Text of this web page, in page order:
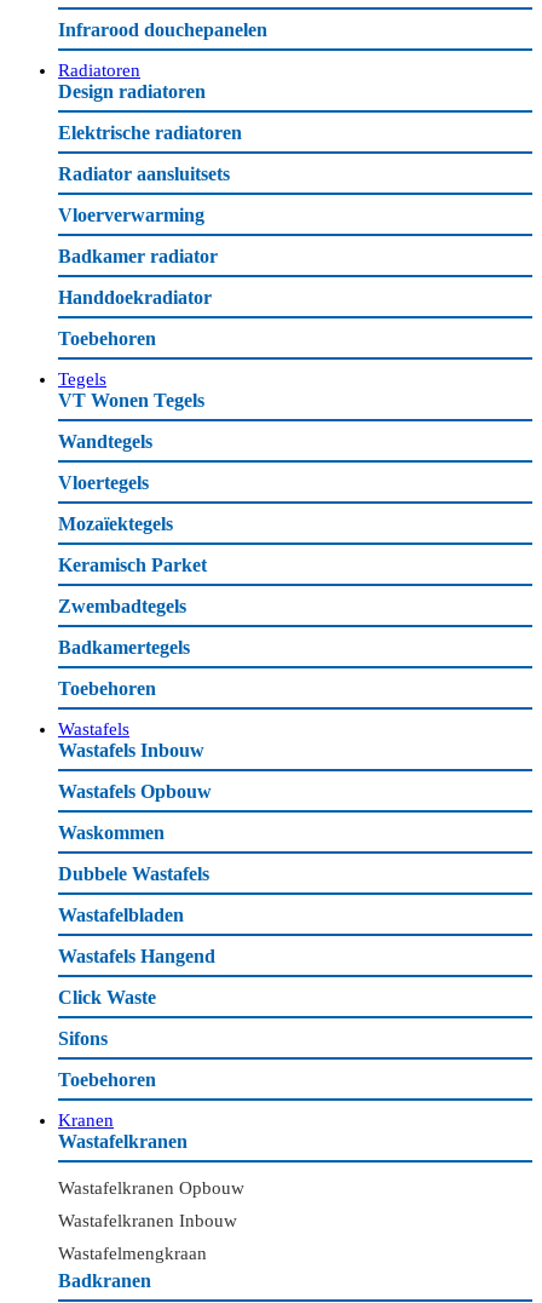
Infrarood douchepanelen
Radiatoren
Design radiatoren
Elektrische radiatoren
Radiator aansluitsets
Vloerverwarming
Badkamer radiator
Handdoekradiator
Toebehoren
Tegels
VT Wonen Tegels
Wandtegels
Vloertegels
Mozaïektegels
Keramisch Parket
Zwembadtegels
Badkamertegels
Toebehoren
Wastafels
Wastafels Inbouw
Wastafels Opbouw
Waskommen
Dubbele Wastafels
Wastafelbladen
Wastafels Hangend
Click Waste
Sifons
Toebehoren
Kranen
Wastafelkranen
Wastafelkranen Opbouw
Wastafelkranen Inbouw
Wastafelmengkraan
Badkranen